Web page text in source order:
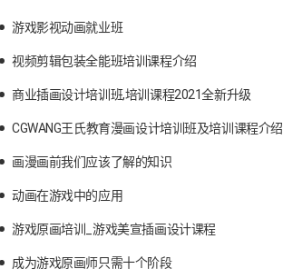
游戏影视动画就业班
视频剪辑包装全能班培训课程介绍
商业插画设计培训班,培训课程2021全新升级
CGWANG王氏教育漫画设计培训班及培训课程介绍
画漫画前我们应该了解的知识
动画在游戏中的应用
游戏原画培训_游戏美宣插画设计课程
成为游戏原画师只需十个阶段